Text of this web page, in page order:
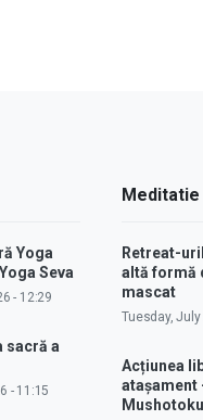
Yoga
Seva
- 12:29
sacră a
- 11:15
Meditatie
Retreat-
altă formă
mascat
Tuesday,
Acțiunea
atașament
Mushotoku